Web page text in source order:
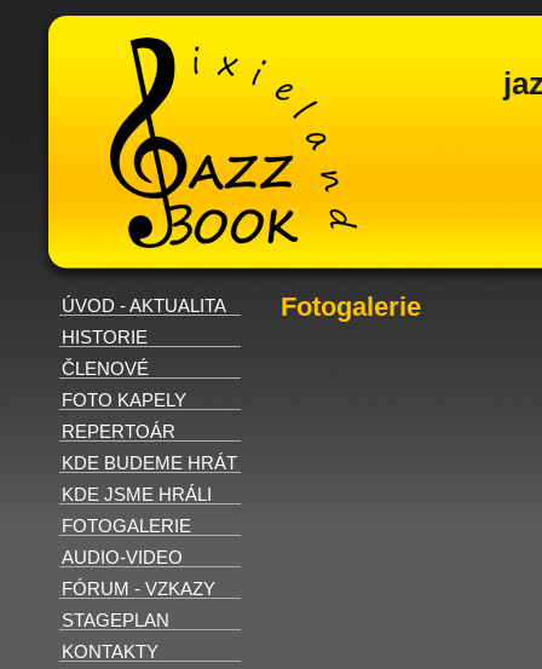
ÚVOD - AKTUALITA
HISTORIE
ČLENOVÉ
FOTO KAPELY
REPERTOÁR
KDE BUDEME HRÁT
KDE JSME HRÁLI
FOTOGALERIE
AUDIO-VIDEO
FÓRUM - VZKAZY
STAGEPLAN
KONTAKTY
Fotogalerie